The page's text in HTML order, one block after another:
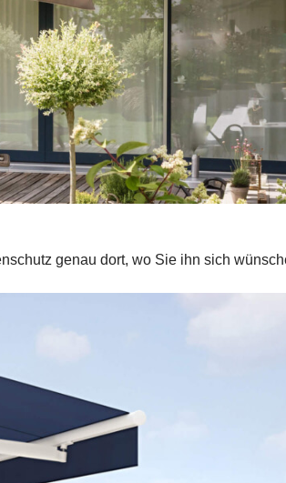
genau dort, wo Sie ihn sich